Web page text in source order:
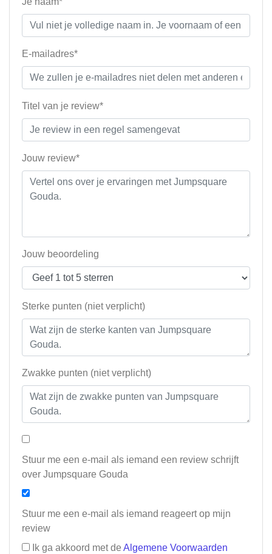
E-mailadres*
Titel van je review*
Jouw review*
Jouw beoordeling
Sterke punten (niet verplicht)
Zwakke punten (niet verplicht)
Stuur me een e-mail als iemand een review schrijft
over Jumpsquare Gouda
Stuur me een e-mail als iemand reageert op mijn
review
Ik ga akkoord met de Algemene Voorwaarden